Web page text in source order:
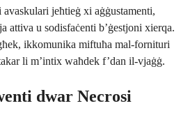
jeħtieġ xi aġġustamenti,
attiva u sodisfaċenti b’ġestjoni xierqa.
ikkomunika miftuħa mal-fornituri
li m’intix waħdek f’dan il-vjaġġ.
dwar Necrosi